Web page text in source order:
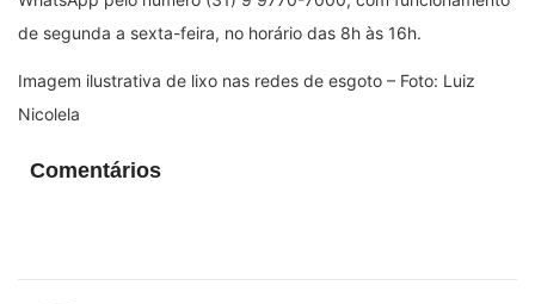
de segunda a sexta-feira, no horário das 8h às 16h.
Imagem ilustrativa de lixo nas redes de esgoto – Foto: Luiz
Nicolela
Comentários